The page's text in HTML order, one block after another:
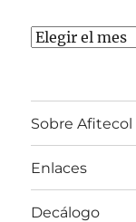
Archivos
Sobre Afitecol
Enlaces
Decálogo